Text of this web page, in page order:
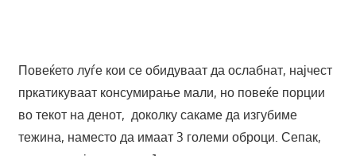
Повеќето луѓе кои се обидуваат да ослабнат, најчест
пркатикуваат консумирање мали, но повеќе порции
во текот на денот, доколку сакаме да изгубиме
тежина, наместо да имаат 3 големи оброци. Сепак,